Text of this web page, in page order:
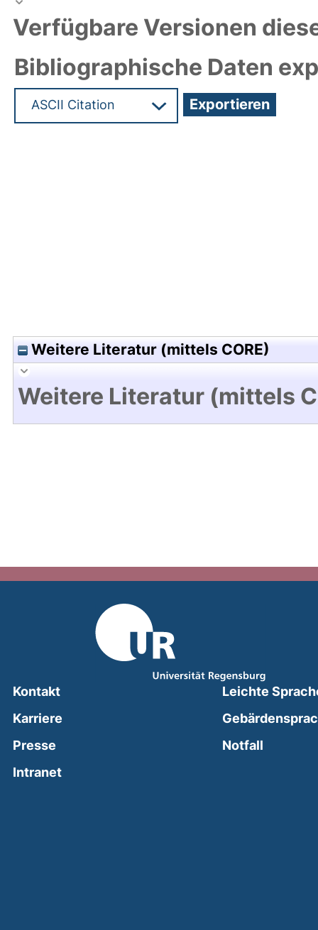
Verfügbare Versionen
Bibliographische Daten
Weitere Literatur (mittels CORE)
Weitere Literatur (mittels
Kontakt
Karriere
Presse
Intranet(external link, opens in a new window)
Leichte
Notfall